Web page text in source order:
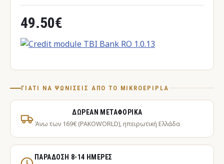
49.50€
ΓΙΑΤΊ ΝΑ ΨΩΝΊΣΕΙΣ ΑΠΌ ΤΟ MIKROEPIPLA
ΔΩΡΕΆΝ ΜΕΤΑΦΟΡΙΚΆ
Άνω των 169€ (PAKOWORLD), ηπειρωτική Ελλάδα
ΠΑΡΆΔΟΣΗ 8-14 ΗΜΈΡΕΣ